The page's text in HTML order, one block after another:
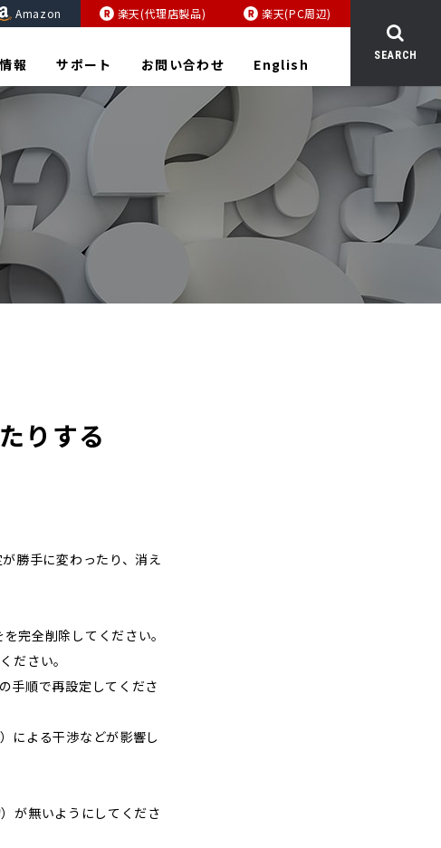
Amazon 楽天(代理店製品) 楽天(PC周辺)
報 サポート お問い合わせ English SEARCH
りする
勝手に変わったり、消え
完全削除してください。
ださい。
手順で再設定してくださ
による干渉などが影響し
が無いようにしてくださ